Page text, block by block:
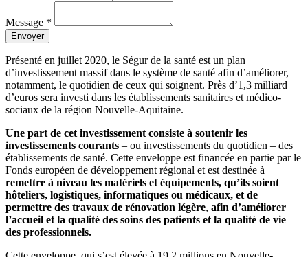
Message *
Envoyer
Présenté en juillet 2020, le Ségur de la santé est un plan
d’investissement massif dans le système de santé afin d’améliorer,
notamment, le quotidien de ceux qui soignent. Près d’1,3 milliard
d’euros sera investi dans les établissements sanitaires et médico-
sociaux de la région Nouvelle-Aquitaine.
Une part de cet investissement consiste à soutenir les
investissements courants – ou investissements du quotidien – des
établissements de santé. Cette enveloppe est financée en partie par le
Fonds européen de développement régional et est destinée à
remettre à niveau les matériels et équipements, qu’ils soient
hôteliers, logistiques, informatiques ou médicaux, et de
permettre des travaux de rénovation légère, afin d’améliorer
l’accueil et la qualité des soins des patients et la qualité de vie
des professionnels.